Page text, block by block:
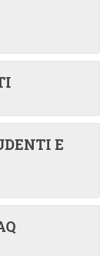
E